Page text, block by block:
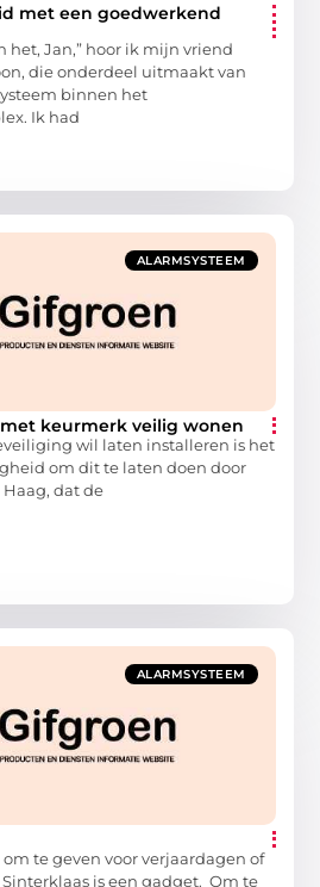
met een goedwerkend
het, Jan,” hoor ik mijn vriend
die onderdeel uitmaakt van
binnen het
Ik had
ALARMSYSTEEM
keurmerk veilig wonen
wil laten installeren is het
om dit te laten doen door
dat de
ALARMSYSTEEM
te geven voor verjaardagen of
is een gadget. Om te